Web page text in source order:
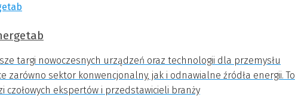
targi nowoczesnych urządzeń oraz technologii dla przemysłu
zarówno sektor konwencjonalny, jak i odnawialne źródła energii. To
czołowych ekspertów i przedstawicieli branży